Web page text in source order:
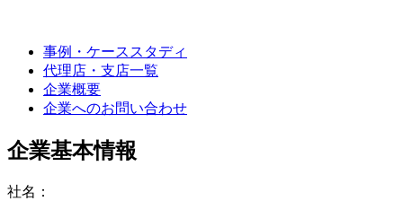
事例・ケーススタディ
代理店・支店一覧
企業概要
企業へのお問い合わせ
企業基本情報
社名：